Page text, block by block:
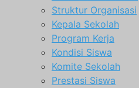
Struktur Organisasi
Kepala Sekolah
Program Kerja
Kondisi Siswa
Komite Sekolah
Prestasi Siswa